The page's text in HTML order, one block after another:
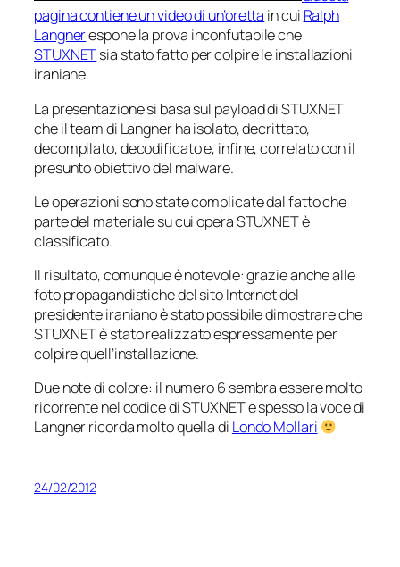
pagina contiene un video di un’oretta in cui Ralph
Langnerespone la prova inconfutabile che
STUXNETsia stato fatto per colpire le installazioni
iraniane.
La presentazione si basa sul payloaddi STUXNET
che il team di Langner ha isolato, decrittato,
decompilato, decodificato e, infine, correlato con il
presunto obiettivo del malware.
Le operazioni sono state complicate dal fatto che
parte del materiale su cui opera STUXNET è
classificato.
Il risultato, comunque è notevole: grazie anche alle
foto propagandistiche del sito Internet del
presidente iraniano è stato possibile dimostrare che
STUXNET è stato realizzato espressamente per
colpire quell’installazione.
Due note di colore: il numero 6 sembra essere molto
ricorrente nel codice di STUXNET e spesso la voce di
Langner ricorda molto quella di Londo Mollari
24/02/2012